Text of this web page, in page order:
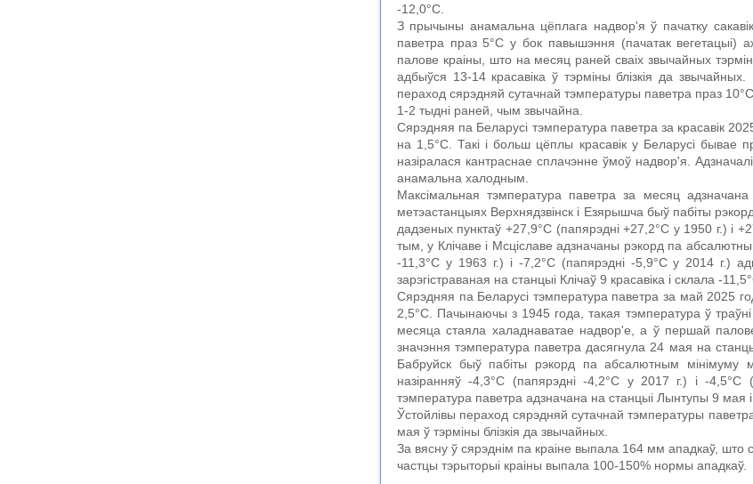
-12,0°С.
З прычыны анамальна цёплага надвор'я ў пачатку
паветра праз 5°C у бок павышэння (пачатак вегетацыі)
палове краіны, што на месяц раней сваіх звычайных
адбыўся 13-14 красавіка ў тэрміны блізкія да
пераход сярэдняй сутачнай тэмпературы паветра праз
1-2 тыдні раней, чым звычайна.
Сярэдняя па Беларусі тэмпература паветра за красавік
на 1,5°C. Такі і больш цёплы красавік у Беларусі
назіралася кантраснае сплачэнне ўмоў надвор'я.
анамальна халодным.
Максімальная тэмпература паветра за месяц
метэастанцыях Верхнядзвінск і Езярышча быў пабіты
дадзеных пунктаў +27,9°C (папярэдні +27,2°C у 1950 г.) і
тым, у Клічаве і Мсціславе адзначаны рэкорд па
-11,3°C у 1963 г.) і -7,2°C (папярэдні -5,9°C у 2014 г.)
зарэгістраваная на станцыі Клічаў 9 красавіка і склала -
Сярэдняя па Беларусі тэмпература паветра за май 2025
2,5°C. Пачынаючы з 1945 года, такая тэмпература ў
месяца стаяла халаднаватае надвор'е, а ў першай
значэння тэмпература паветра дасягнула 24 мая на
Бабруйск быў пабіты рэкорд па абсалютным мінімуму
назіранняў -4,3°C (папярэдні -4,2°C у 2017 г.) і -
тэмпература паветра адзначана на станцыі Лынтупы 9 мая і
Ўстойлівы пераход сярэдняй сутачнай тэмпературы
мая ў тэрміны блізкія да звычайных.
За вясну ў сярэднім па краіне выпала 164 мм ападкаў,
частцы тэрыторыі краіны выпала 100-150% нормы ападкаў.